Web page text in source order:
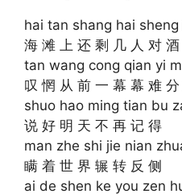
hai tan shang hai
海 滩 上 还 剩 几 人 对
tan wang cong qian yi
叹 惘 从 前 一 幕 幕 难
shuo hao ming tian bu
说 好 明 天 不 再 记 得
man zhe shi jie nian
瞒 着 世 界 辗 转 反 侧
ai de shen ke you zen